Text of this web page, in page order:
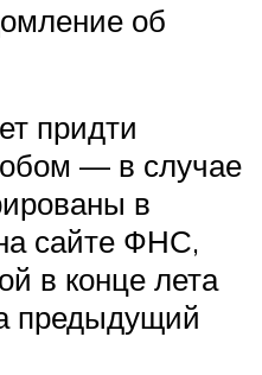
об
придти
— в случае
в
сайте ФНС,
в конце лета
предыдущий